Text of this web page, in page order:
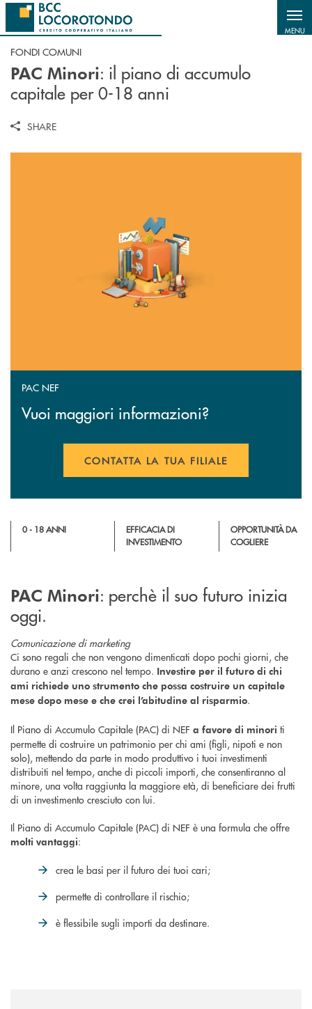
Salta al contenuto principale
MENU
FONDI COMUNI
PAC Minori: il piano di accumulo
capitale per 0-18 anni
SHARE
PAC NEF
Vuoi maggiori informazioni?
CONTATTA LA TUA FILIALE
0 - 18 ANNI
EFFICACIA DI
INVESTIMENTO
OPPORTUNITÀ DA
COGLIERE
PAC Minori: perchè il suo futuro inizia
oggi.
Comunicazione di marketing
Ci sono regali che non vengono dimenticati dopo pochi giorni, che
durano e anzi crescono nel tempo. Investire per il futuro di chi
ami richiede uno strumento che possa costruire un capitale
mese dopo mese e che crei l’abitudine al risparmio.
Il Piano di Accumulo Capitale (PAC) di NEF a favore di minori ti
permette di costruire un patrimonio per chi ami (figli, nipoti e non
solo), mettendo da parte in modo produttivo i tuoi investimenti
distribuiti nel tempo, anche di piccoli importi, che consentiranno al
minore, una volta raggiunta la maggiore età, di beneficiare dei frutti
di un investimento cresciuto con lui.
Il Piano di Accumulo Capitale (PAC) di NEF è una formula che offre
molti vantaggi:
crea le basi per il futuro dei tuoi cari;
permette di controllare il rischio;
è flessibile sugli importi da destinare.